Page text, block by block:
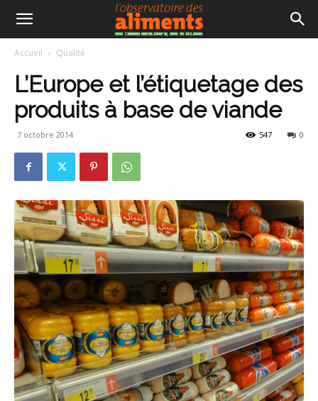
Accueil Qualité
L’Europe et l’étiquetage des
produits à base de viande
7 octobre 2014 0
547